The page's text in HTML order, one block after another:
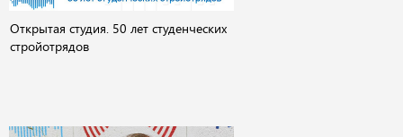
Открытая студия. 50 лет студенческих
стройотрядов